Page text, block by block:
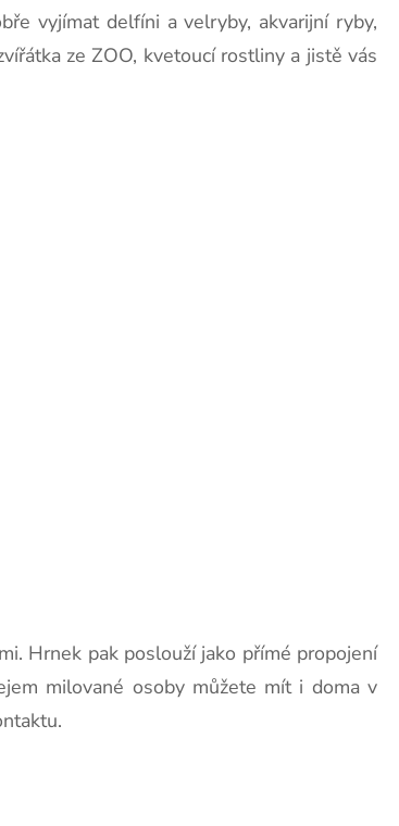
vyjímat delfíni a velryby, akvarijní ryby,
ze ZOO, kvetoucí rostliny a jistě vás
Hrnek pak poslouží jako přímé propojení
milované osoby můžete mít i doma v